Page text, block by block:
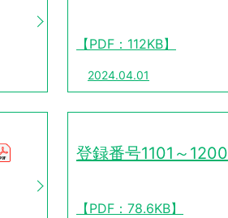
【PDF：112KB】
2024.04.01
登録番号1101～1200
【PDF：78.6KB】